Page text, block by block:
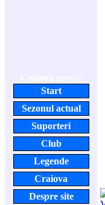
Start
Sezonul actual
Suporteri
Club
Legende
Craiova
Despre site